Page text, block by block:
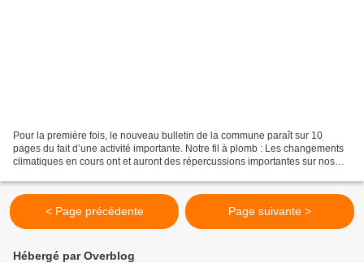
Pour la première fois, le nouveau bulletin de la commune paraît sur 10
pages du fait d’une activité importante. Notre fil à plomb : Les changements
climatiques en cours ont et auront des répercussions importantes sur nos
< Page précédente Page suivante >
Hébergé par Overblog